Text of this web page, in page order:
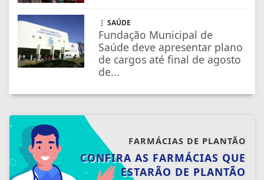
SAÚDE
Fundação Municipal de
Saúde deve apresentar plano
de cargos até final de agosto
de...
FARMÁCIAS DE PLANTÃO
CONFIRA AS FARMÁCIAS QUE
ESTARÃO DE PLANTÃO